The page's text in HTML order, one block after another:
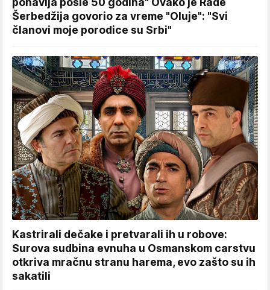
Šerbedžija govorio za vreme "Oluje": "Svi
članovi moje porodice su Srbi"
Kastrirali dečake i pretvarali ih u robove:
Surova sudbina evnuha u Osmanskom carstvu
otkriva mračnu stranu harema, evo zašto su ih
sakatili